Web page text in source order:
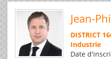
Jean-
DISTRICT
Industrie
Date